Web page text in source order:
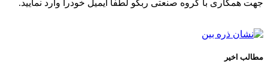
جهت همکاری با گروه صنعتی ربکو لطفا ایمیل خودرا وارد نمایید.
مطالب اخیر